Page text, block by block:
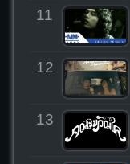
11
12
13